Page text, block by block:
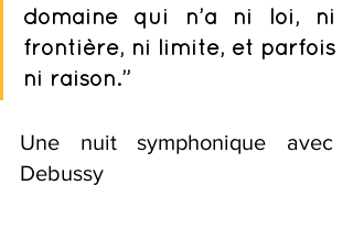
domaine qui n’a ni loi, ni
frontière, ni limite, et parfois
ni raison.”
Une nuit symphonique avec
Debussy